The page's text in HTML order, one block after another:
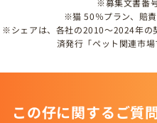
※猫 50％プラン、賠責
※シェアは、各社の2010～2024年の
済発行「ペット関連市
この仔に関するご質